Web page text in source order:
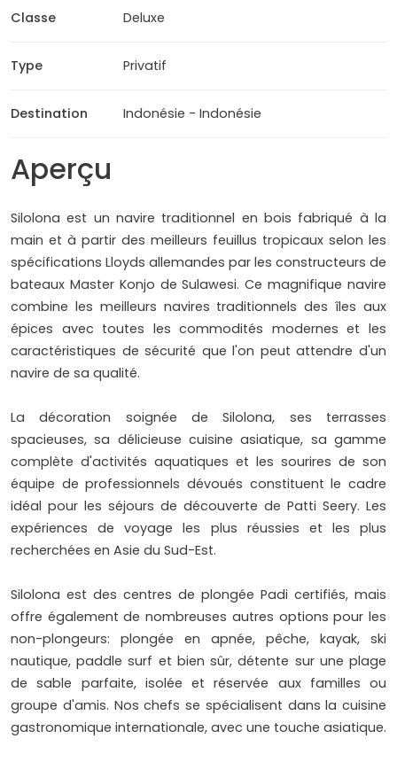
Classe Deluxe
Type Privatif
Destination Indonésie - Indonésie
Aperçu
Silolona est un navire traditionnel en bois fabriqué à la
main et à partir des meilleurs feuillus tropicaux selon les
spécifications Lloyds allemandes par les constructeurs de
bateaux Master Konjo de Sulawesi. Ce magnifique navire
combine les meilleurs navires traditionnels des îles aux
épices avec toutes les commodités modernes et les
caractéristiques de sécurité que l'on peut attendre d'un
navire de sa qualité.
La décoration soignée de Silolona, ses terrasses
spacieuses, sa délicieuse cuisine asiatique, sa gamme
complète d'activités aquatiques et les sourires de son
équipe de professionnels dévoués constituent le cadre
idéal pour les séjours de découverte de Patti Seery. Les
expériences de voyage les plus réussies et les plus
recherchées en Asie du Sud-Est.
Silolona est des centres de plongée Padi certifiés, mais
offre également de nombreuses autres options pour les
non-plongeurs: plongée en apnée, pêche, kayak, ski
nautique, paddle surf et bien sûr, détente sur une plage
de sable parfaite, isolée et réservée aux familles ou
groupe d'amis. Nos chefs se spécialisent dans la cuisine
gastronomique internationale, avec une touche asiatique.